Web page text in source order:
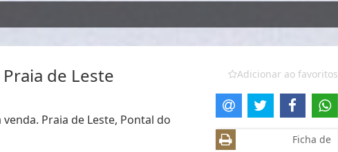
de Leste
Praia de Leste, Pontal do
Adicionar ao favoritos
Ficha de